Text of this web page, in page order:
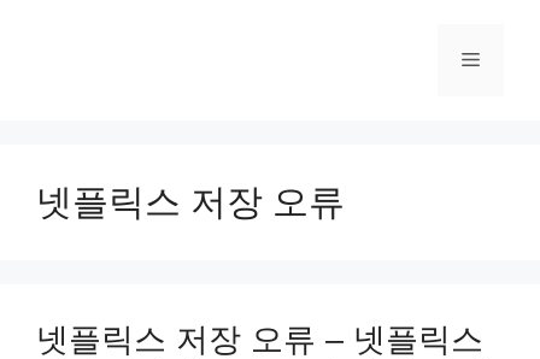
메
넷플릭스 저장 오류
넷플릭스 저장 오류 – 넷플릭스